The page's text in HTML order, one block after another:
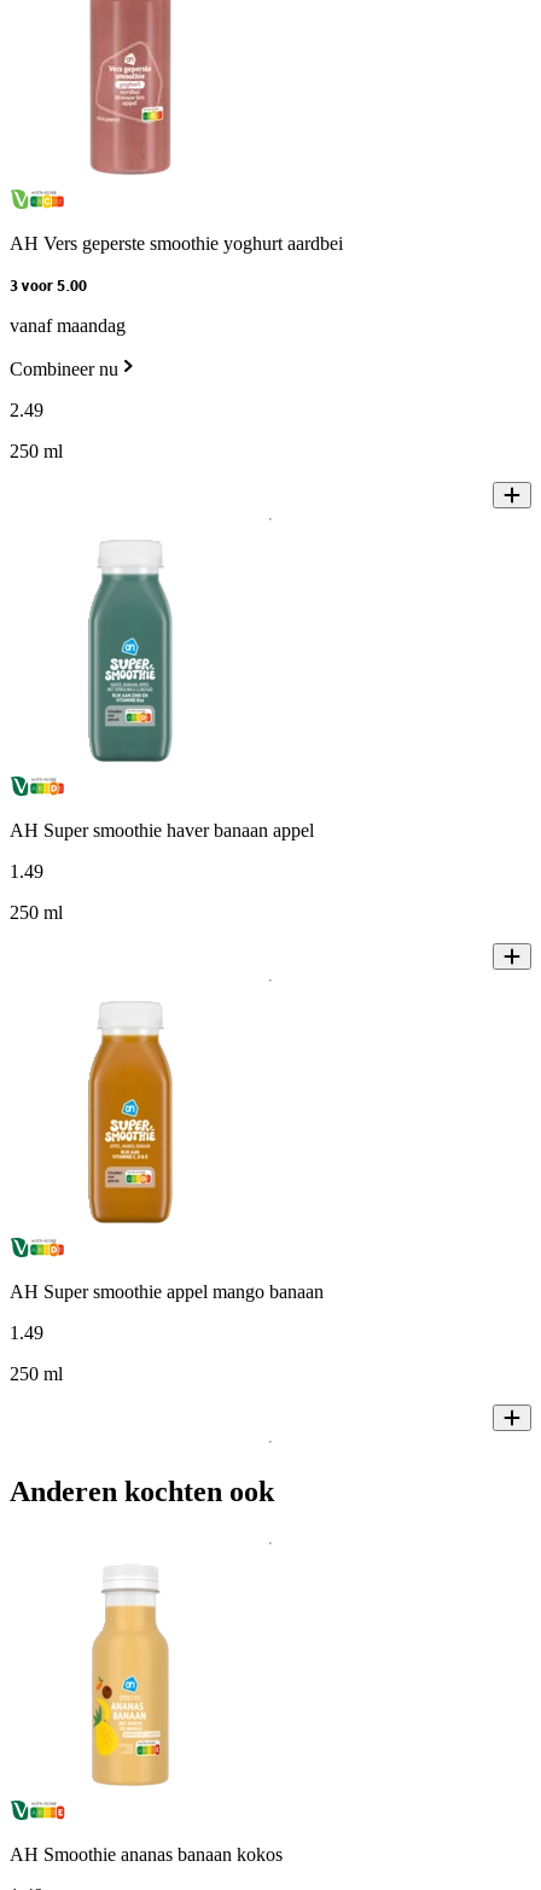
AH Vers geperste smoothie yoghurt aardbei
3 voor 5.00
vanaf maandag
Combineer nu
2.49
250 ml
AH Super smoothie haver banaan appel
1 .49
250 ml
AH Super smoothie appel mango banaan
1 .49
250 ml
Anderen kochten ook
AH Smoothie ananas banaan kokos